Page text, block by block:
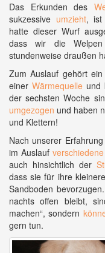
Das Erkunden des
sukzessive umzieht, ist
hatte dieser Wurf
dass wir die
stundenweise draußen
Zum Auslauf gehört
einerWärmequelle und
der sechsten Woche
umgezogen und haben
und Klettern!
Nach unserer
im Auslauf
auch hinsichtlich der
dass sie für ihre
Sandboden
nachts offen bleibt,
machen“, sondern
gern tun.